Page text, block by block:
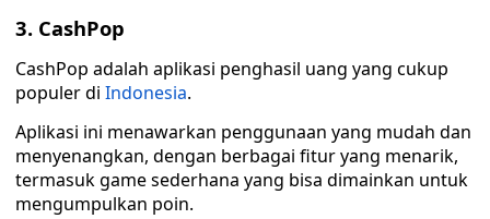
3. CashPop
CashPop adalah aplikasi penghasil uang yang cukup
populer di Indonesia.
Aplikasi ini menawarkan penggunaan yang mudah dan
menyenangkan, dengan berbagai fitur yang menarik,
termasuk game sederhana yang bisa dimainkan untuk
mengumpulkan poin.